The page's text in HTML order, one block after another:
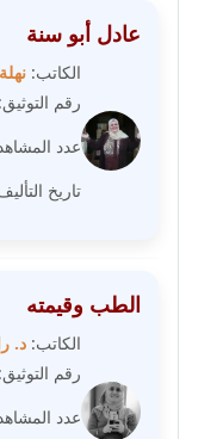
مدونة رشا ماهر
مدونة رشيد سبابو
عاملة
مدونة رهام معلا
مدونة ريهام الخميسي
عاملة
عادل أبو سنة
الكاتب:
رقم التوثيق:
عدد
تاريخ
الطب وقيمته
الكاتب: د.
رقم التوثيق:
عدد